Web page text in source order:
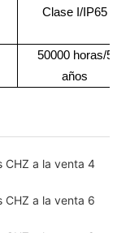
Clase I/IP65
50000 horas/5
años